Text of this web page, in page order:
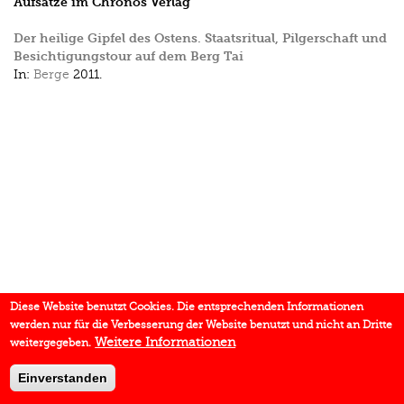
Der heilige Gipfel des Ostens. Staatsritual, Pilgerschaft und
Besichtigungstour auf dem Berg Tai
In: Berge 2011.
Diese Website benutzt Cookies. Die entsprechenden Informationen
werden nur für die Verbesserung der Website benutzt und nicht an Dritte
weitergegeben. Weitere Informationen
Einverstanden